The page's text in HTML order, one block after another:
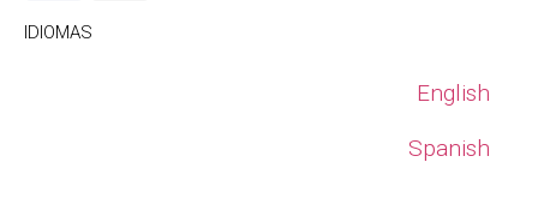
IDIOMAS
English
Spanish